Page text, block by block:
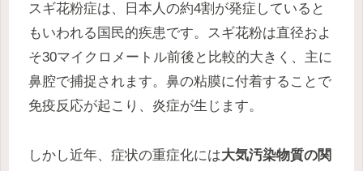
スギ花粉症は、日本人の約4割が発症していると
もいわれる国民的疾患です。スギ花粉は直径およ
そ30マイクロメートル前後と比較的大きく、主に
鼻腔で捕捉されます。鼻の粘膜に付着することで
免疫反応が起こり、炎症が生じます。
しかし近年、症状の重症化には大気汚染物質の関